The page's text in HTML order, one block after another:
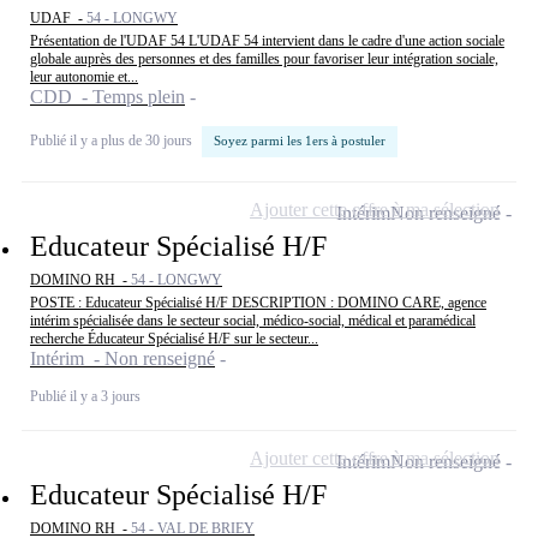
UDAF - 54 - LONGWY
Présentation de l'UDAF 54 L'UDAF 54 intervient dans le cadre d'une action sociale
globale auprès des personnes et des familles pour favoriser leur intégration sociale,
leur autonomie et...
CDD - Temps plein
Publié il y a plus de 30 jours Soyez parmi les 1ers à postuler
Educateur Spécialisé H/F
DOMINO RH - 54 - LONGWY
POSTE : Educateur Spécialisé H/F DESCRIPTION : DOMINO CARE, agence
intérim spécialisée dans le secteur social, médico-social, médical et paramédical
recherche Éducateur Spécialisé H/F sur le secteur...
Intérim - Non renseigné
Publié il y a 3 jours
IntérimNon renseigné
Ajouter cette offre à ma sélection
Educateur Spécialisé H/F
DOMINO RH - 54 - VAL DE BRIEY
IntérimNon renseigné
Ajouter cette offre à ma sélection